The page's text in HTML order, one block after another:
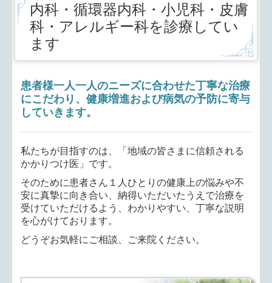
内科・循環器内科・小児科・皮膚
科・アレルギー科を診療してい
ます
患者様一人一人のニーズに合わせた丁寧な治療
にこだわり、健康増進および病気の予防に寄与
していきます。
私たちが目指すのは、「地域の皆さまに信頼される
かかりつけ医」です。
そのために患者さん１人ひとりの健康上の悩みや不
安に真摯に向き合い、納得いただいたうえで治療を
受けていただけるよう、わかりやすい、丁寧な説明
を心がけております。
どうぞお気軽にご相談、ご来院ください。